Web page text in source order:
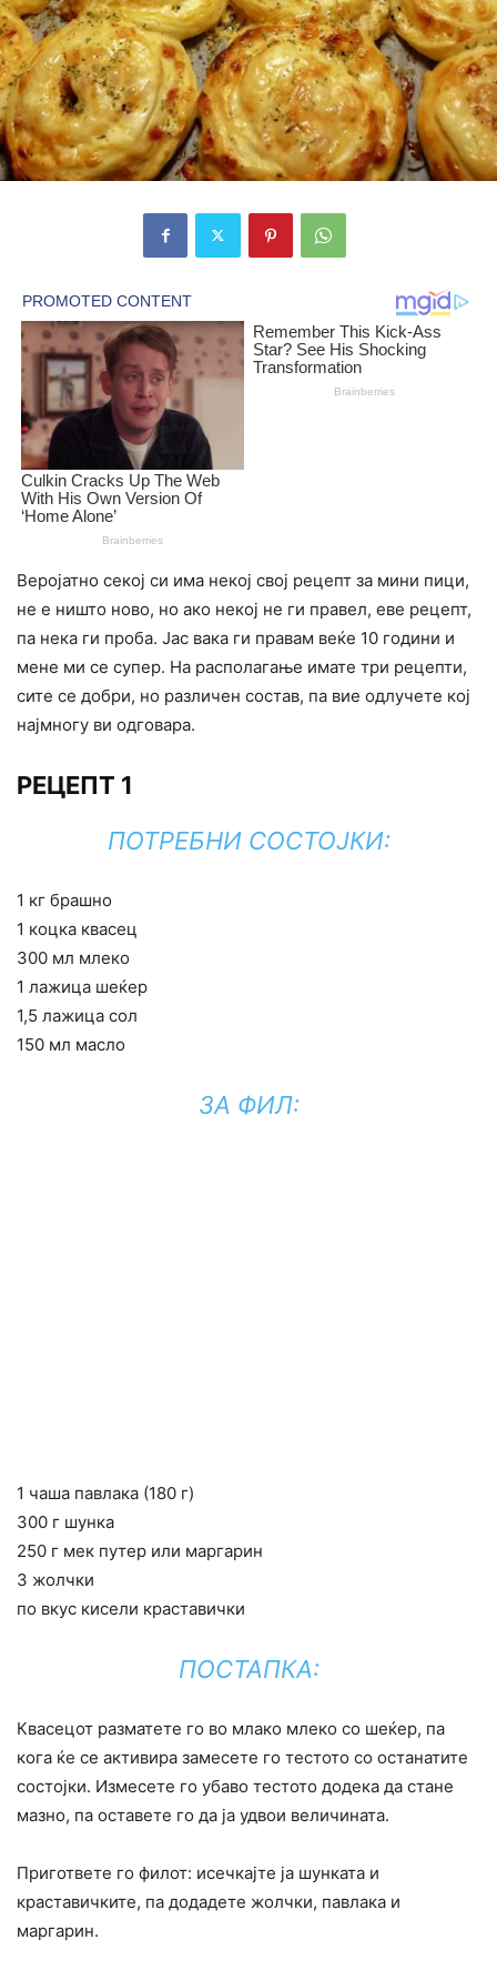
Веројатно секој си има некој свој рецепт за мини пици,
не е ништо ново, но ако некој не ги правел, еве рецепт,
па нека ги проба. Јас вака ги правам веќе 10 години и
мене ми се супер. На располагање имате три рецепти,
сите се добри, но различен состав, па вие одлучете кој
најмногу ви одговара.
РЕЦЕПТ 1
ПОТРЕБНИ СОСТОЈКИ:
1 кг брашно
1 коцка квасец
300 мл млеко
1 лажица шеќер
1,5 лажица сол
150 мл масло
ЗА ФИЛ:
1 чаша павлака (180 г)
300 г шунка
250 г мек путер или маргарин
3 жолчки
по вкус кисели краставички
ПОСТАПКА:
Квасецот разматете го во млако млеко со шеќер, па
кога ќе се активира замесете го тестото со останатите
состојки. Измесете го убаво тестото додека да стане
мазно, па оставете го да ја удвои величината.
Пригответе го филот: исечкајте ја шунката и
краставичките, па додадете жолчки, павлака и
маргарин.